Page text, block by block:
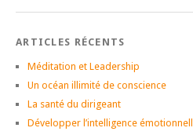
ARTICLES RÉCENTS
Méditation et Leadership
Un océan illimité de conscience
La santé du dirigeant
Développer l’intelligence